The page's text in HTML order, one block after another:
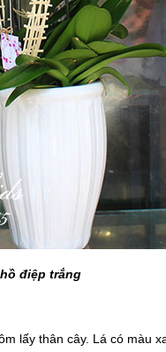
điệp trắng
lấy thân cây. Lá có màu